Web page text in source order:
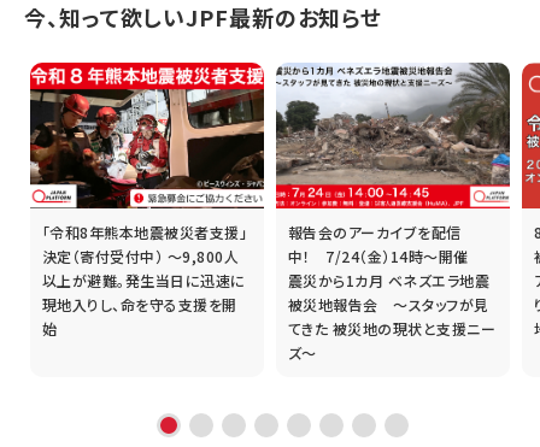
今、知って欲しいJPF最新のお知らせ
「令和8年熊本地震被災者支援」
決定（寄付受付中） ～9,800人
以上が避難。発生当日に迅速に
現地入りし、命を守る支援を開
始
報告会のアーカイブを配信
中！ 7/24（金）14時～開催
震災から1カ月 ベネズエラ地震
被災地報告会 ～スタッフが見
てきた 被災地の現状と支援ニー
ズ～